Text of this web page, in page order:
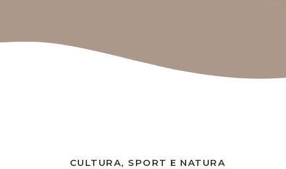
CULTURA, SPORT E NATURA